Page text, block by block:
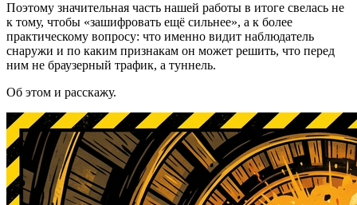
Поэтому значительная часть нашей работы в итоге свелась не
к тому, чтобы «зашифровать ещё сильнее», а к более
практическому вопросу: что именно видит наблюдатель
снаружи и по каким признакам он может решить, что перед
ним не браузерный трафик, а туннель.
Об этом и расскажу.